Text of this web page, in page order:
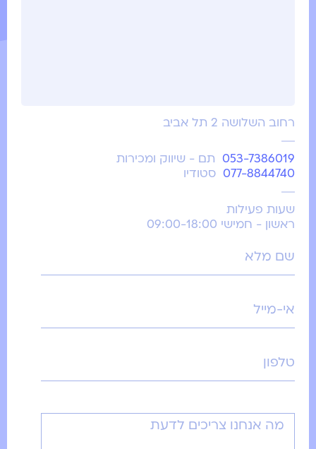
רחוב השלושה 2 תל אביב
053-7386019
תם - שיווק ומכירות
077-8844740
סטודיו
שעות פעילות
ראשון - חמישי 09:00-18:00